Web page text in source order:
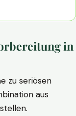
in
zu seriösen
aus